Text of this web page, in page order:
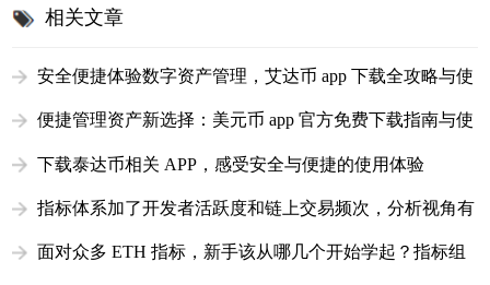
相关文章
安全便捷体验数字资产管理，艾达币 app 下载全攻略与使
便捷管理资产新选择：美元币 app 官方免费下载指南与使
下载泰达币相关 APP，感受安全与便捷的使用体验
指标体系加了开发者活跃度和链上交易频次，分析视角有
面对众多 ETH 指标，新手该从哪几个开始学起？指标组